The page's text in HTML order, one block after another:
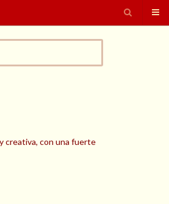
creativa, con una fuerte